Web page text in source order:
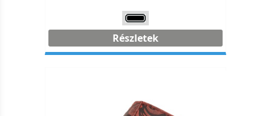
Részletek